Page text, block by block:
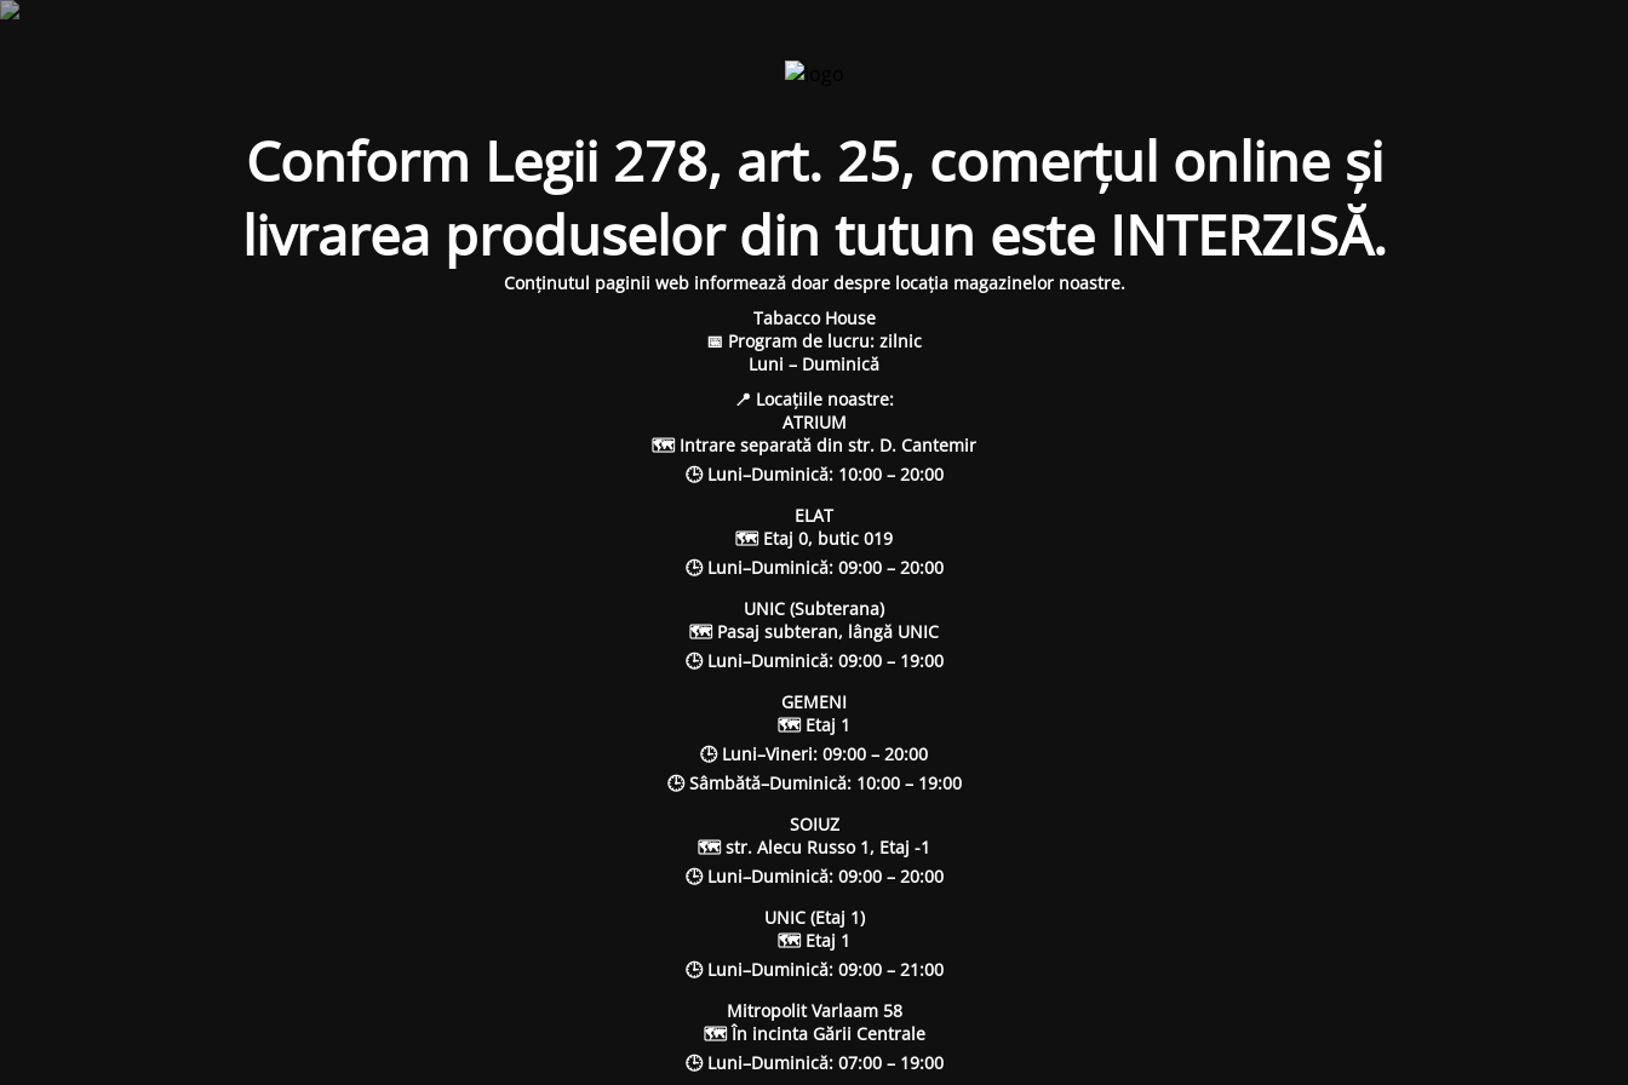
Conform Legii 278, art. 25, comerțul online și
livrarea produselor din tutun este INTERZISĂ.
Conținutul paginii web informează doar despre locația magazinelor noastre.
Tabacco House
📅 Program de lucru: zilnic
Luni – Duminică
📍 Locațiile noastre:
ATRIUM
🗺 Intrare separată din str. D. Cantemir
🕒 Luni–Duminică: 10:00 – 20:00
ELAT
🗺 Etaj 0, butic 019
🕒 Luni–Duminică: 09:00 – 20:00
UNIC (Subterana)
🗺 Pasaj subteran, lângă UNIC
🕒 Luni–Duminică: 09:00 – 19:00
GEMENI
🗺 Etaj 1
🕒 Luni–Vineri: 09:00 – 20:00
🕒 Sâmbătă–Duminică: 10:00 – 19:00
SOIUZ
🗺 str. Alecu Russo 1, Etaj -1
🕒 Luni–Duminică: 09:00 – 20:00
UNIC (Etaj 1)
🗺 Etaj 1
🕒 Luni–Duminică: 09:00 – 21:00
Mitropolit Varlaam 58
🗺 În incinta Gării Centrale
🕒 Luni–Duminică: 07:00 – 19:00